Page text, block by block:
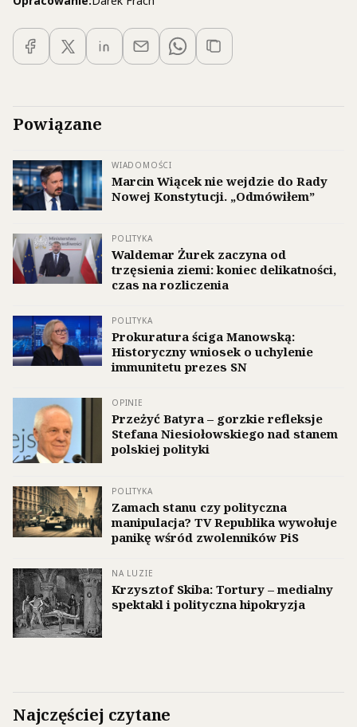
Powiązane
WIADOMOŚCI
Marcin Wiącek nie wejdzie do Rady
Nowej Konstytucji. „Odmówiłem”
POLITYKA
Waldemar Żurek zaczyna od
trzęsienia ziemi: koniec delikatności,
czas na rozliczenia
POLITYKA
Prokuratura ściga Manowską:
Historyczny wniosek o uchylenie
immunitetu prezes SN
OPINIE
Przeżyć Batyra – gorzkie refleksje
Stefana Niesiołowskiego nad stanem
polskiej polityki
POLITYKA
Zamach stanu czy polityczna
manipulacja? TV Republika wywołuje
panikę wśród zwolenników PiS
NA LUZIE
Krzysztof Skiba: Tortury – medialny
spektakl i polityczna hipokryzja
Najczęściej czytane